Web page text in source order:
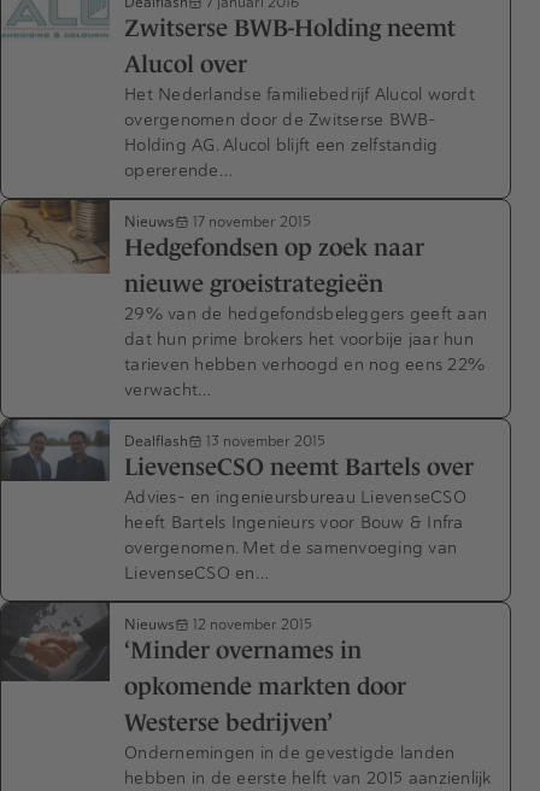
Zwitserse BWB-Holding neemt
Alucol over
Het Nederlandse familiebedrijf Alucol wordt
overgenomen door de Zwitserse BWB-
Holding AG. Alucol blijft een zelfstandig
opererende…
Nieuws 17 november 2015
Hedgefondsen op zoek naar
nieuwe groeistrategieën
29% van de hedgefondsbeleggers geeft aan
dat hun prime brokers het voorbije jaar hun
tarieven hebben verhoogd en nog eens 22%
verwacht…
Dealflash 13 november 2015
LievenseCSO neemt Bartels over
Advies- en ingenieursbureau LievenseCSO
heeft Bartels Ingenieurs voor Bouw & Infra
overgenomen. Met de samenvoeging van
LievenseCSO en…
Nieuws 12 november 2015
‘Minder overnames in
opkomende markten door
Westerse bedrijven’
Ondernemingen in de gevestigde landen
hebben in de eerste helft van 2015 aanzienlijk